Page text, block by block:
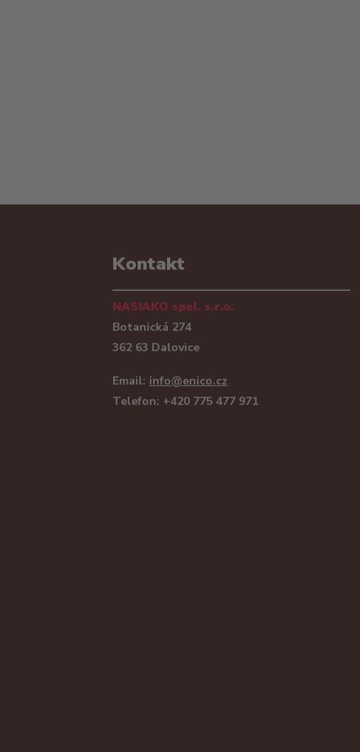
Kontakt
NASIAKO spol. s.r.o.
Botanická 274
362 63 Dalovice
Email: info@enico.cz
Telefon: +420 775 477 971